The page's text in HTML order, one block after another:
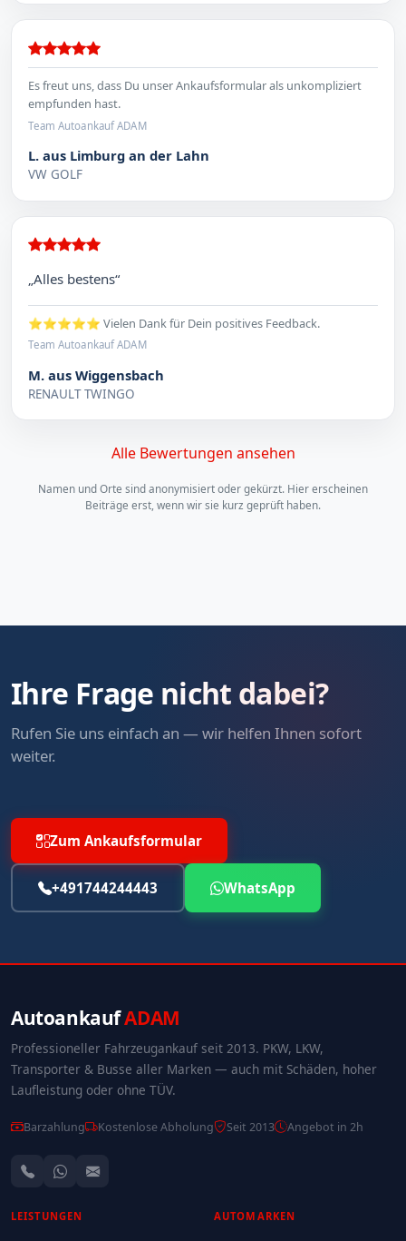
Es freut uns, dass Du unser Ankaufsformular als unkompliziert
empfunden hast.
Team Autoankauf ADAM
L. aus Limburg an der Lahn
VW GOLF
„Alles bestens“
⭐⭐⭐⭐⭐ Vielen Dank für Dein positives Feedback.
Team Autoankauf ADAM
M. aus Wiggensbach
RENAULT TWINGO
Alle Bewertungen ansehen
Namen und Orte sind anonymisiert oder gekürzt. Hier erscheinen
Beiträge erst, wenn wir sie kurz geprüft haben.
Ihre Frage nicht dabei?
Rufen Sie uns einfach an — wir helfen Ihnen sofort
weiter.
Zum Ankaufsformular
+491744244443 WhatsApp
AutoankaufADAM
Professioneller Fahrzeugankauf seit 2013. PKW, LKW,
Transporter & Busse aller Marken — auch mit Schäden, hoher
Laufleistung oder ohne TÜV.
Barzahlung Kostenlose Abholung Seit 2013 Angebot in 2h
LEISTUNGEN AUTOMARKEN